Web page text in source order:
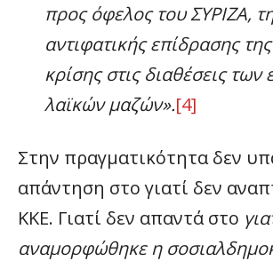
προς όφελος του ΣΥΡΙΖΑ,
αντιφατικής επίδρασης
κρίσης στις διαθέσεις των
λαϊκών μαζών».[4]
Στην πραγματικότητα δεν
απάντηση στο γιατί δεν
ΚΚΕ. Γιατί δεν απαντά στο
αναμορφώθηκε η